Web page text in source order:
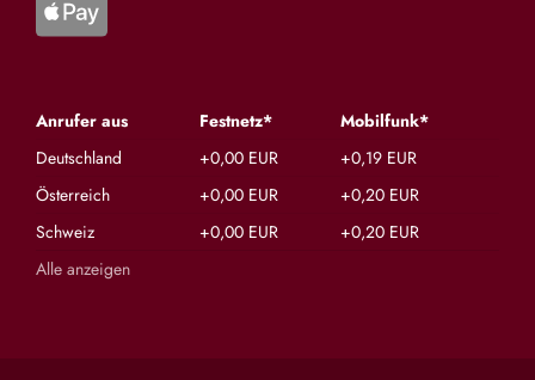
Anrufer aus Festnetz*
Mobilfunk*
Deutschland
+0,00 EUR
+0,19 EUR
Österreich
+0,00 EUR
+0,20 EUR
Schweiz
+0,00 EUR
+0,20 EUR
Alle anzeigen